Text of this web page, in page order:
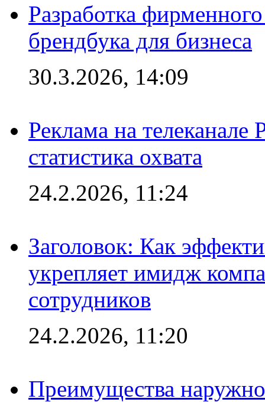
Разработка
брендбука для бизнеса
30.3.2026, 14:09
Реклама на
статистика охвата
24.2.2026, 11:24
Заголовок: Как
укрепляет имидж
сотрудников
24.2.2026, 11:20
Преимущества